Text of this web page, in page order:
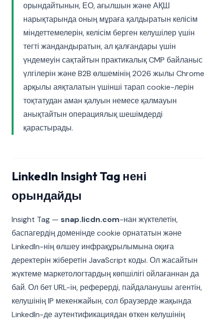
орындайтынын, ЕО, ағылшын және АҚШ
нарықтарында оның мұраға қалдыратын келісім
міндеттемелерін, келісім берген келушілер үшін
тегті жандандыратын, ал қалғандары үшін
үндемеуін сақтайтын практикалық CMP байланыс
үлгілерін және B2B өлшемінің 2026 жылы Chrome
арқылы аяқталатын үшінші тарап cookie-лерін
тоқтатудан аман қалуын немесе қалмауын
анықтайтын операциялық шешімдерді
қарастырады.
LinkedIn Insight Tag нені
орындайды
Insight Tag — snap.licdn.com-нан жүктелетін,
баспагердің доменінде cookie орнататын және
LinkedIn-нің өлшеу инфрақұрылымына оқиға
деректерін жіберетін JavaScript коды. Ол жасайтын
жүктеме маркетологтардың көпшілігі ойлағаннан да
бай. Ол бет URL-ін, реферерді, пайдаланушы агентін,
келушінің IP мекенжайын, сол браузерде жақында
LinkedIn-де аутентификациядан өткен келушінің